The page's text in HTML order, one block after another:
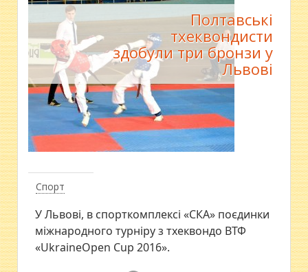
Спорт
Полтавські
тхеквондисти
здобули три бронзи у
Львові
У Львові, в спорткомплексі «СКА» поєдинки
міжнародного турніру з тхеквондо ВТФ
«UkraineOpen Cup 2016».